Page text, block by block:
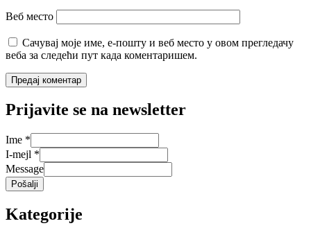
Веб место
Сачувај моје име, е-пошту и веб место у овом прегледачу
веба за следећи пут када коментаришем.
Prijavite se na newsletter
Ime *
I-mejl *
Message
Pošalji
Kategorije